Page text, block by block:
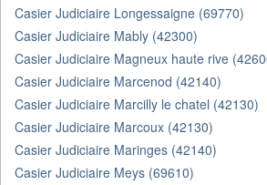
Casier Judiciaire Longessaigne (69770)
Casier Judiciaire Mably (42300)
Casier Judiciaire Magneux haute rive
Casier Judiciaire Marcenod (42140)
Casier Judiciaire Marcilly le chatel (42130)
Casier Judiciaire Marcoux (42130)
Casier Judiciaire Maringes (42140)
Casier Judiciaire Meys (69610)